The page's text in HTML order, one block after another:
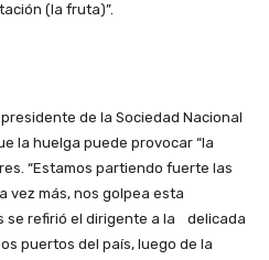
(la fruta)”.
de la Sociedad Nacional
la huelga puede provocar “la
“Estamos partiendo fuerte las
vez más, nos golpea esta
se refirió el dirigente a la delicada
puertos del país, luego de la